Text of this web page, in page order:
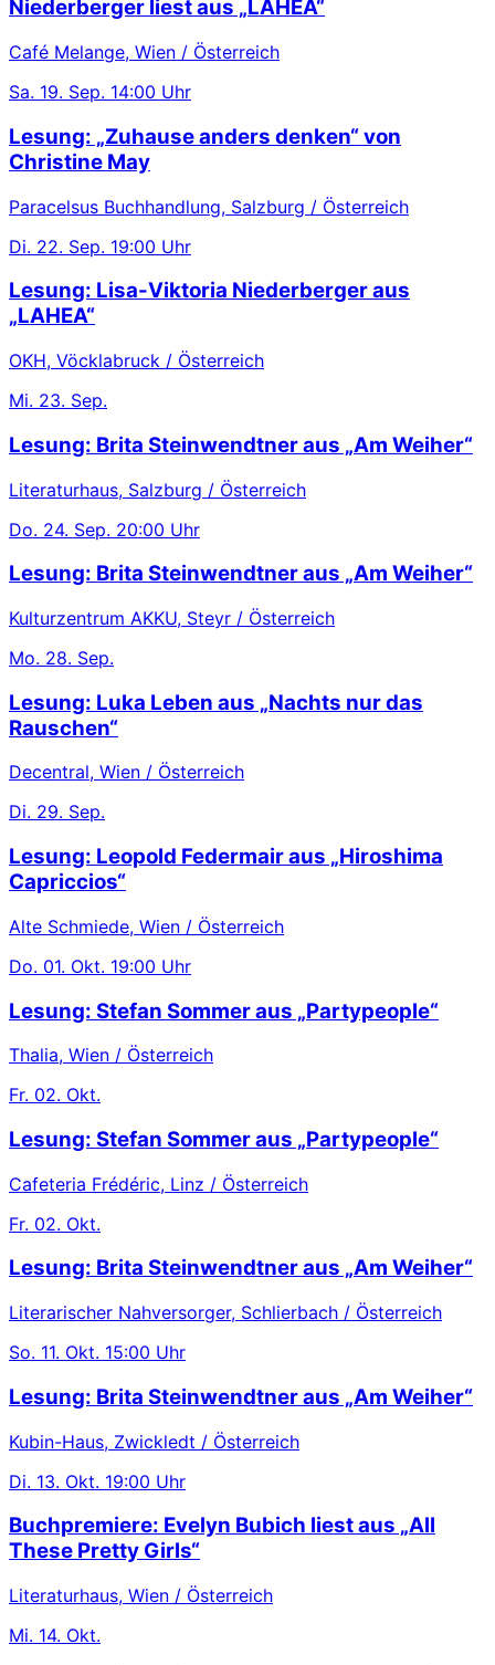
Niederberger liest aus „LAHEA“
Café Melange, Wien / Österreich
Sa. 19. Sep. 14:00 Uhr
Lesung: „Zuhause anders denken“ von
Christine May
Paracelsus Buchhandlung, Salzburg / Österreich
Di. 22. Sep. 19:00 Uhr
Lesung: Lisa-Viktoria Niederberger aus
„LAHEA“
OKH, Vöcklabruck / Österreich
Mi. 23. Sep.
Lesung: Brita Steinwendtner aus „Am Weiher“
Literaturhaus, Salzburg / Österreich
Do. 24. Sep. 20:00 Uhr
Lesung: Brita Steinwendtner aus „Am Weiher“
Kulturzentrum AKKU, Steyr / Österreich
Mo. 28. Sep.
Lesung: Luka Leben aus „Nachts nur das
Rauschen“
Decentral, Wien / Österreich
Di. 29. Sep.
Lesung: Leopold Federmair aus „Hiroshima
Capriccios“
Alte Schmiede, Wien / Österreich
Do. 01. Okt. 19:00 Uhr
Lesung: Stefan Sommer aus „Partypeople“
Thalia, Wien / Österreich
Fr. 02. Okt.
Lesung: Stefan Sommer aus „Partypeople“
Cafeteria Frédéric, Linz / Österreich
Fr. 02. Okt.
Lesung: Brita Steinwendtner aus „Am Weiher“
Literarischer Nahversorger, Schlierbach / Österreich
So. 11. Okt. 15:00 Uhr
Lesung: Brita Steinwendtner aus „Am Weiher“
Kubin-Haus, Zwickledt / Österreich
Di. 13. Okt. 19:00 Uhr
Buchpremiere: Evelyn Bubich liest aus „All
These Pretty Girls“
Literaturhaus, Wien / Österreich
Mi. 14. Okt.